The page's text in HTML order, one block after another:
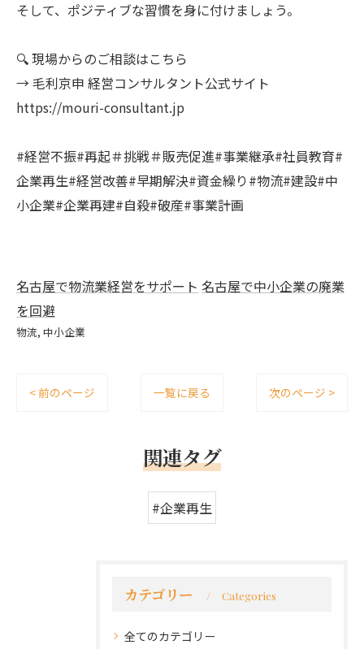
そして、ポジティブな習慣を身に付けましょう。
🔍 現場からのご相談はこちら
→ 毛利京申 経営コンサルタント公式サイト
https://mouri-consultant.jp
#経営不振#再起＃挑戦＃販売促進#事業継承#社員教育#
企業再生#経営改善#早期解決#資金繰り#物流#建設#中
小企業#企業再建#自殺#破産#事業計画
名古屋で物流業経営をサポート 名古屋で中小企業の廃業
を回避
物流 中小企業
< 前のページ 一覧に戻る 次のページ >
関連タグ
#企業再生
カテゴリー Categories
全てのカテゴリー